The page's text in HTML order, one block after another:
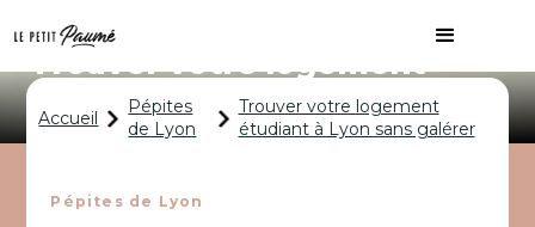
Trouver votre logement
étudiant à Lyon sans galérer
Accueil
Pépites
de Lyon
Trouver votre logement
étudiant à Lyon sans galérer
Pépites de Lyon